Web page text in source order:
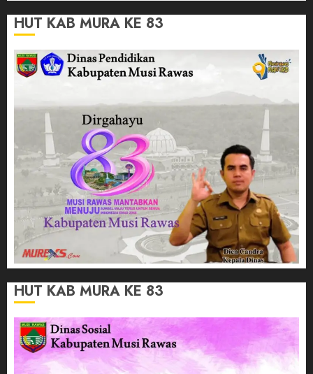
HUT KAB MURA KE 83
HUT KAB MURA KE 83